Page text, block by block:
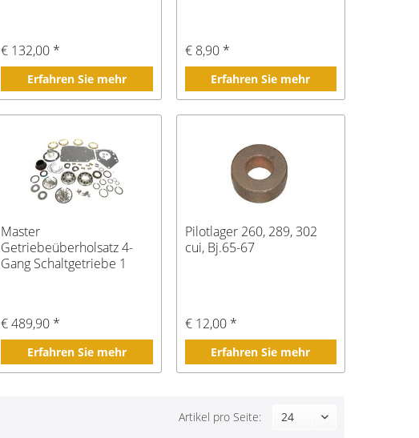
€ 132,00 *
Erfahren Sie mehr
€ 8,90 *
Erfahren Sie mehr
Master
Getriebeüberholsatz 4-
Gang Schaltgetriebe 1
€ 489,90 *
Erfahren Sie mehr
Pilotlager 260, 289, 302
cui, Bj.65-67
€ 12,00 *
Erfahren Sie mehr
Artikel pro Seite: